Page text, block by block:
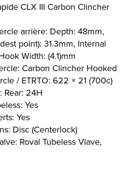
CLX III Carbon Clincher
arrière: Depth: 48mm,
point): 31.3mm, Internal
Width: (4.1)mm
Carbon Clincher Hooked
/ ETRTO: 622 × 21 (700c)
Rear: 24H
Yes
Yes
Disc (Centerlock)
Roval Tubeless Vlave,